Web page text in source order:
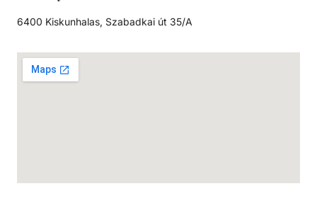
6400 Kiskunhalas, Szabadkai út 35/A